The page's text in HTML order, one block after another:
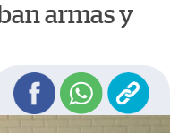
armas y